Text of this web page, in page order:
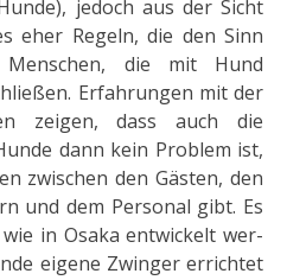
jedoch aus der Sicht
eher Regeln, die den Sinn
Menschen, die mit Hund
Erfahrungen mit der
zeigen, dass auch die
dann kein Problem ist,
zwischen den Gästen, den
und dem Personal gibt. Es
in Osaka entwickelt wer­
eigene Zwinger errichtet